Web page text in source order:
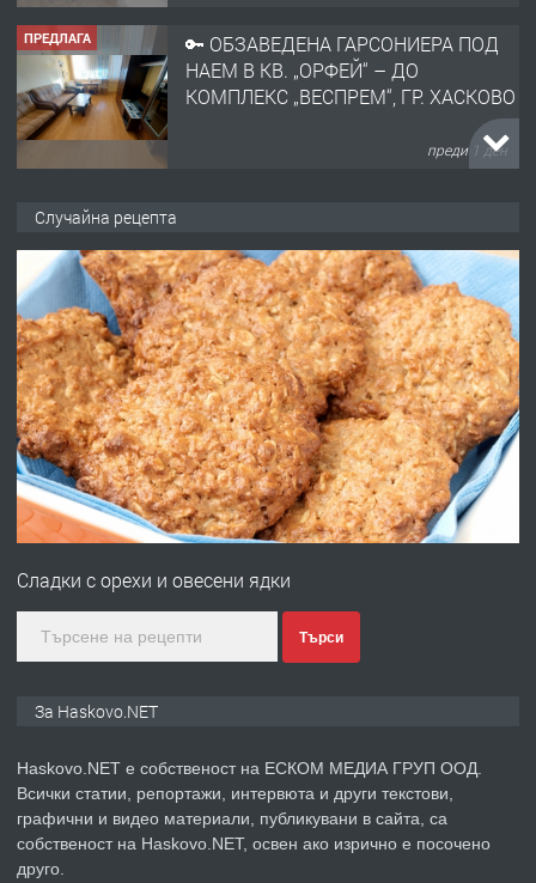
ПРЕДЛАГА
🔑 ОБЗАВЕДЕНА ГАРСОНИЕРА ПОД
НАЕМ В КВ. „ОРФЕЙ“ – ДО
КОМПЛЕКС „ВЕСПРЕМ“, ГР. ХАСКОВО
преди 1 ден
АПАРТАМЕНТ В ЦЕНТЪРА НА ГР.
ХАСКОВО
преди 2 дни
ПРЕДЛАГА Давам гараж под наем
преди 2 дни
ПРЕДЛАГА
№4120 Магазин/Офис под наем в кв.
градската градина!
преди 3 дни
ПРЕДЛАГА
Продавам парцел в гр. Хасково кв.
Случайна рецепта
Сладки с орехи и овесени ядки
Търси
За Haskovo.NET
Haskovo.NET е собственост на ЕСКОМ МЕДИА ГРУП ООД.
Всички статии, репортажи, интервюта и други текстови,
графични и видео материали, публикувани в сайта, са
собственост на Haskovo.NET, освен ако изрично е посочено
друго.